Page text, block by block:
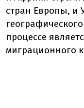
стран Европы, и
процессе
миграционного